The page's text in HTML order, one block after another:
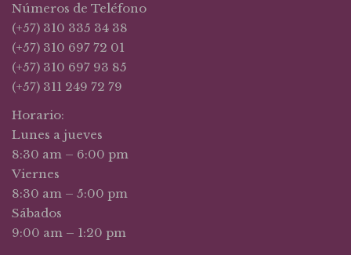
Números de Teléfono
(+57) 310 335 34 38
(+57) 310 697 72 01
(+57) 310 697 93 85
(+57) 311 249 72 79
Horario:
Lunes a jueves
8:30 am – 6:00 pm
Viernes
8:30 am – 5:00 pm
Sábados
9:00 am – 1:20 pm